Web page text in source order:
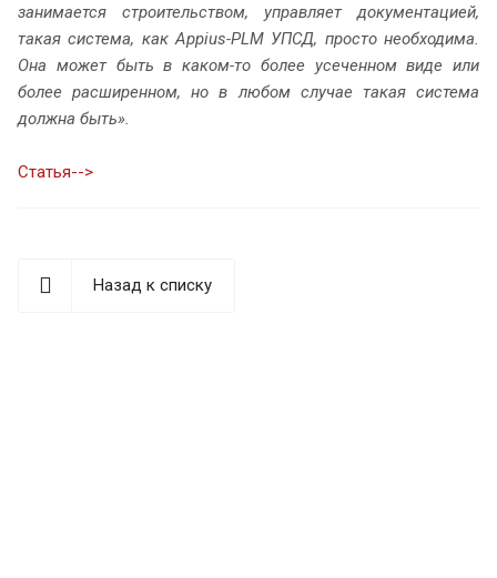
занимается строительством, управляет документацией,
такая система, как Appius-PLM УПСД, просто необходима.
Она может быть в каком-то более усеченном виде или
более расширенном, но в любом случае такая система
должна быть».
Статья-->
Назад к списку